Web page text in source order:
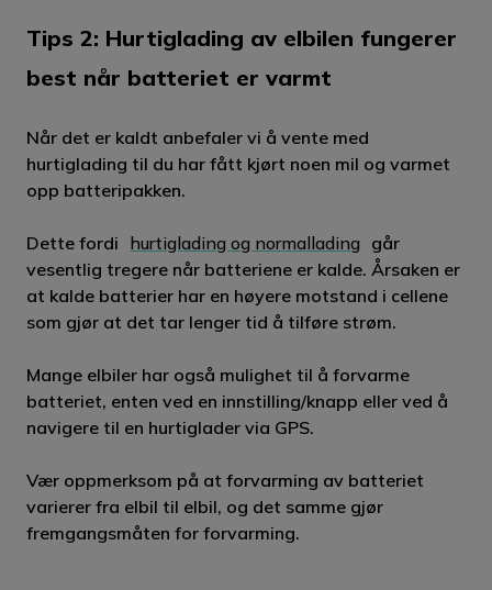
Tips 2: Hurtiglading av elbilen fungerer
best når batteriet er varmt
Når det er kaldt anbefaler vi å vente med
hurtiglading til du har fått kjørt noen mil og varmet
opp batteripakken.
Dette fordi hurtiglading og normallading går
vesentlig tregere når batteriene er kalde. Årsaken er
at kalde batterier har en høyere motstand i cellene
som gjør at det tar lenger tid å tilføre strøm.
Mange elbiler har også mulighet til å forvarme
batteriet, enten ved en innstilling/knapp eller ved å
navigere til en hurtiglader via GPS.
Vær oppmerksom på at forvarming av batteriet
varierer fra elbil til elbil, og det samme gjør
fremgangsmåten for forvarming.